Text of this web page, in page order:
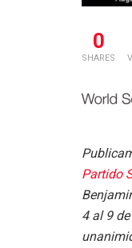
0
SHARES
Partido
4 al 9